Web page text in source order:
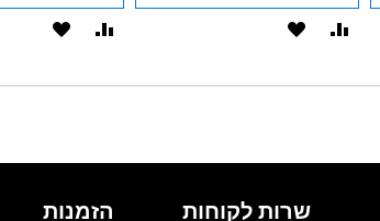
הוסף
הוסף
שרות לקוחות הזמנות